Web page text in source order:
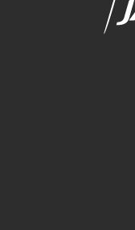
Janneau